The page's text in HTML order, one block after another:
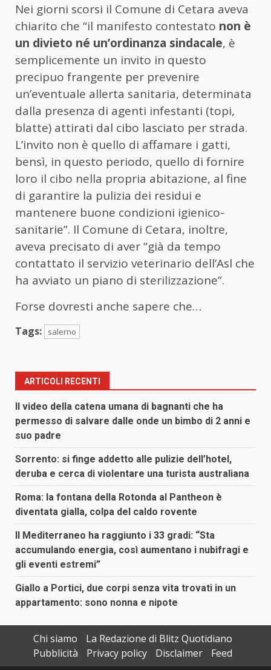
Nei giorni scorsi il Comune di Cetara aveva
chiarito che “il manifesto contestato non è
un divieto né un’ordinanza sindacale, è
semplicemente un invito in questo
precipuo frangente per prevenire
un’eventuale allerta sanitaria, determinata
dalla presenza di agenti infestanti (topi,
blatte) attirati dal cibo lasciato per strada.
L’invito non è quello di affamare i gatti,
bensì, in questo periodo, quello di fornire
loro il cibo nella propria abitazione, al fine
di garantire la pulizia dei residui e
mantenere buone condizioni igienico-
sanitarie”. Il Comune di Cetara, inoltre,
aveva precisato di aver “già da tempo
contattato il servizio veterinario dell’Asl che
ha avviato un piano di sterilizzazione”.
Forse dovresti anche sapere che…
Tags: salerno
ARTICOLI RECENTI
Il video della catena umana di bagnanti che ha
permesso di salvare dalle onde un bimbo di 2 anni e
suo padre
Sorrento: si finge addetto alle pulizie dell’hotel,
deruba e cerca di violentare una turista australiana
Roma: la fontana della Rotonda al Pantheon è
diventata gialla, colpa del caldo rovente
Il Mediterraneo ha raggiunto i 33 gradi: “Sta
accumulando energia, così aumentano i nubifragi e
gli eventi estremi”
Giallo a Portici, due corpi senza vita trovati in un
appartamento: sono nonna e nipote
Chi siamo
La Redazione di Blitz Quotidiano
Pubblicità
Privacy policy Disclaimer Feed